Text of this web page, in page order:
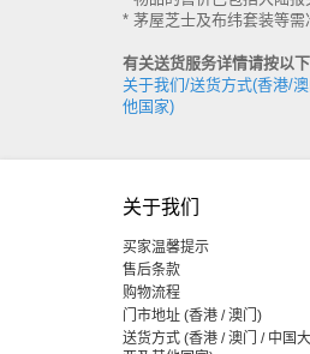
* 茅屋芝士及布纬套装等
有关送货服务详情请按以
关于我们/送货方式(香港/
他国家)
关于我们
买家温馨提示
售后条款
购物流程
门市地址 (香港 / 澳门)
送货方式 (香港 / 澳门 / 中国